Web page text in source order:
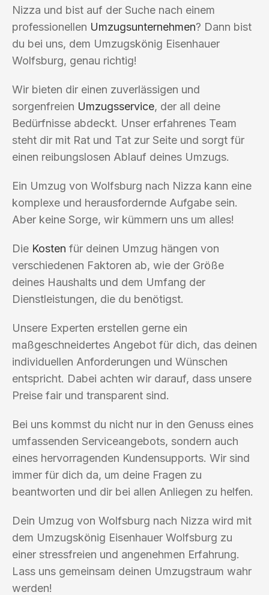
Nizza und bist auf der Suche nach einem
professionellen Umzugsunternehmen? Dann bist
du bei uns, dem Umzugskönig Eisenhauer
Wolfsburg, genau richtig!
Wir bieten dir einen zuverlässigen und
sorgenfreien Umzugsservice, der all deine
Bedürfnisse abdeckt. Unser erfahrenes Team
steht dir mit Rat und Tat zur Seite und sorgt für
einen reibungslosen Ablauf deines Umzugs.
Ein Umzug von Wolfsburg nach Nizza kann eine
komplexe und herausfordernde Aufgabe sein.
Aber keine Sorge, wir kümmern uns um alles!
Die Kosten für deinen Umzug hängen von
verschiedenen Faktoren ab, wie der Größe
deines Haushalts und dem Umfang der
Dienstleistungen, die du benötigst.
Unsere Experten erstellen gerne ein
maßgeschneidertes Angebot für dich, das deinen
individuellen Anforderungen und Wünschen
entspricht. Dabei achten wir darauf, dass unsere
Preise fair und transparent sind.
Bei uns kommst du nicht nur in den Genuss eines
umfassenden Serviceangebots, sondern auch
eines hervorragenden Kundensupports. Wir sind
immer für dich da, um deine Fragen zu
beantworten und dir bei allen Anliegen zu helfen.
Dein Umzug von Wolfsburg nach Nizza wird mit
dem Umzugskönig Eisenhauer Wolfsburg zu
einer stressfreien und angenehmen Erfahrung.
Lass uns gemeinsam deinen Umzugstraum wahr
werden!